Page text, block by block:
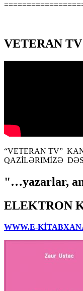
VETERAN TV
“VETERAN TV”
QAZİLƏRIMİZƏ
"…yazarlar,
ELEKTRON
WWW.E-